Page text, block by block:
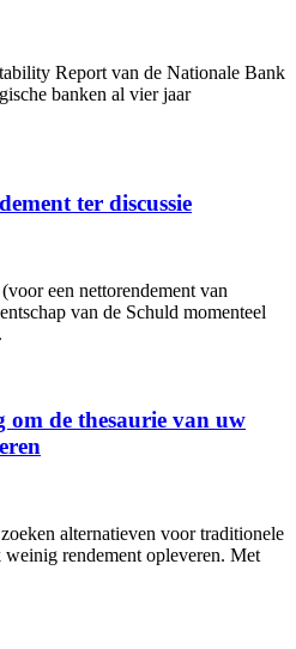
Report van de Nationale Bank
banken al vier jaar
ter discussie
een nettorendement van
van de Schuld momenteel
om de thesaurie van uw
alternatieven voor traditionele
rendement opleveren. Met